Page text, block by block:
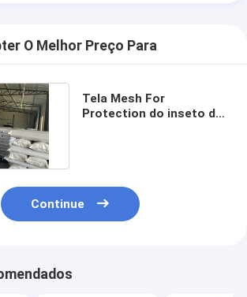
O Melhor Preço Para
Tela Mesh For
Protection do inseto do
Continue